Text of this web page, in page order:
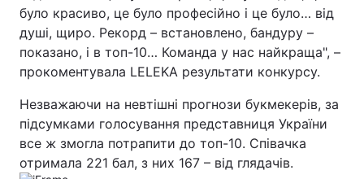
Спорт Наука
Техно і зв'язок
Зброя Інциденти
Цікавинки Погода
було красиво, це було професійно і це було… від
душі, щиро. Рекорд – встановлено, бандуру –
показано, і в топ-10… Команда у нас найкраща", –
прокоментувала LELEKA результати конкурсу.
Незважаючи на невтішні прогнози букмекерів, за
підсумками голосування представниця України
все ж змогла потрапити до топ-10. Співачка
отримала 221 бал, з них 167 – від глядачів.